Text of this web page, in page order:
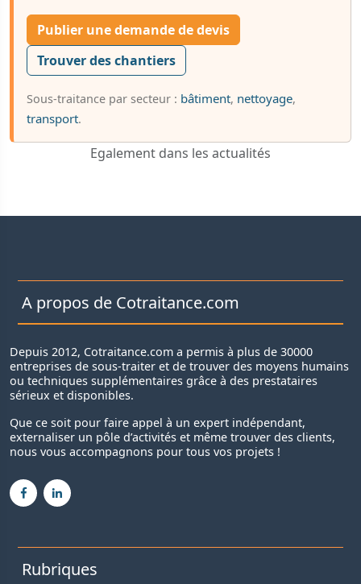
Publier une demande de devis
Trouver des chantiers
Sous-traitance par secteur : bâtiment, nettoyage,
transport.
Egalement dans les actualités
A propos de Cotraitance.com
Depuis 2012, Cotraitance.com a permis à plus de 30000
entreprises de sous-traiter et de trouver des moyens humains
ou techniques supplémentaires grâce à des prestataires
sérieux et disponibles.
Que ce soit pour faire appel à un expert indépendant,
externaliser un pôle d’activités et même trouver des clients,
nous vous accompagnons pour tous vos projets !
Rubriques